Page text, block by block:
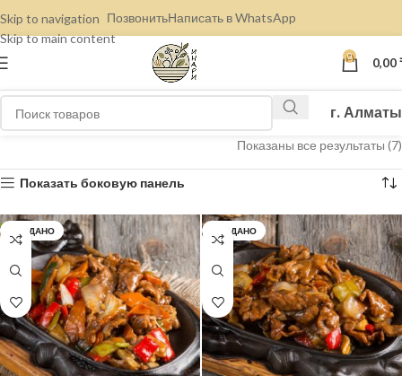
Skip to navigation
Skip to main content
ПозвонитьНаписать в WhatsApp
0 0,00
г. Алматы
Показаны все результаты (7)
Показать боковую панель
ПРОДАНО ПРОДАНО